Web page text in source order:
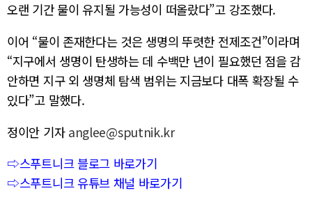
오랜 기간 물이 유지될 가능성이 떠올랐다”고 강조했다.
이어 “물이 존재한다는 것은 생명의 뚜렷한 전제조건”이라며
“지구에서 생명이 탄생하는 데 수백만 년이 필요했던 점을 감
안하면 지구 외 생명체 탐색 범위는 지금보다 대폭 확장될 수
있다”고 말했다.
정이안 기자 anglee@sputnik.kr
⇨스푸트니크 블로그 바로가기
⇨스푸트니크 유튜브 채널 바로가기